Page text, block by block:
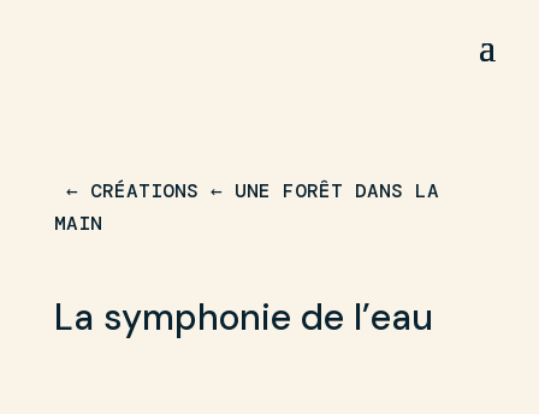
← CRÉATIONS ← UNE FORÊT DANS LA
MAIN
La symphonie de l’eau